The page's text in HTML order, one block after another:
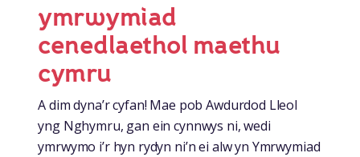
ymrwymiad
cenedlaethol maethu
cymru
A dim dyna’r cyfan! Mae pob Awdurdod Lleol
yng Nghymru, gan ein cynnwys ni, wedi
ymrwymo i’r hyn rydyn ni’n ei alw yn Ymrwymiad